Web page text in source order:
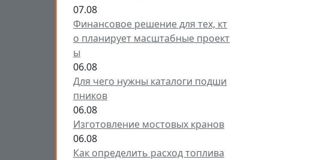
07.08
Финансовое решение для тех, кт
о планирует масштабные проект
ы
06.08
Для чего нужны каталоги подши
пников
06.08
Изготовление мостовых кранов
06.08
Как определить расход топлива